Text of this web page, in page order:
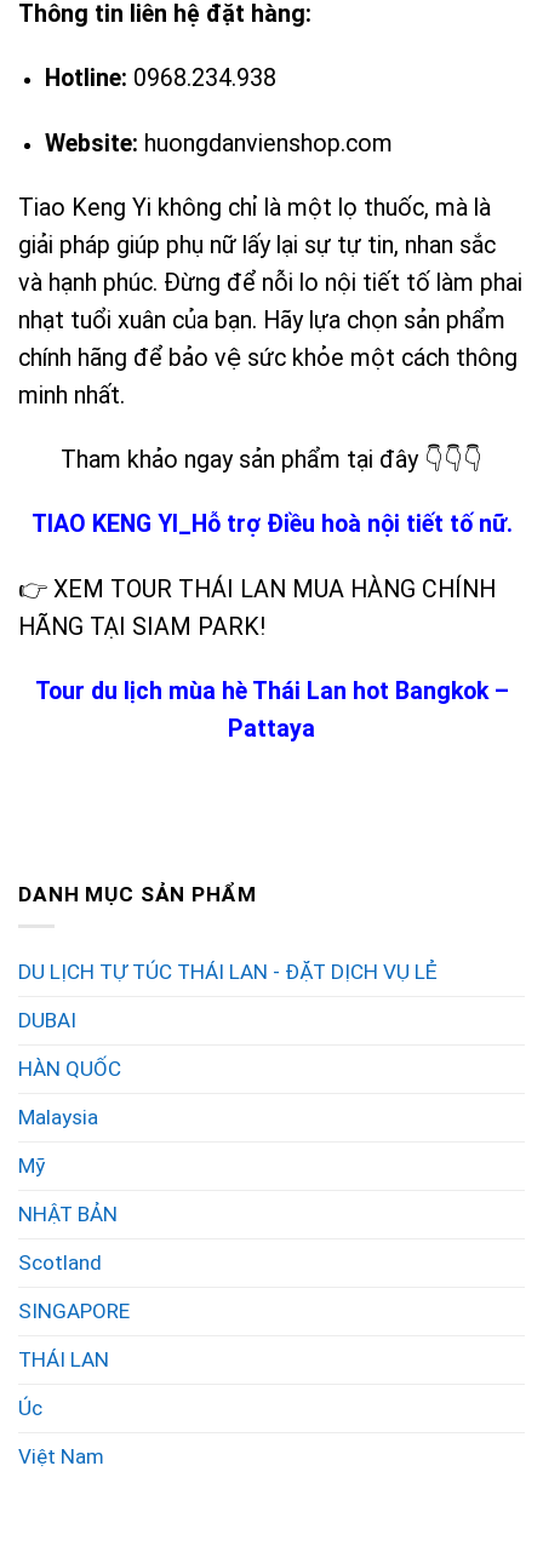
Thông tin liên hệ đặt hàng:
Hotline: 0968.234.938
Website: huongdanvienshop.com
Tiao Keng Yi không chỉ là một lọ thuốc, mà là
giải pháp giúp phụ nữ lấy lại sự tự tin, nhan sắc
và hạnh phúc. Đừng để nỗi lo nội tiết tố làm phai
nhạt tuổi xuân của bạn. Hãy lựa chọn sản phẩm
chính hãng để bảo vệ sức khỏe một cách thông
minh nhất.
Tham khảo ngay sản phẩm tại đây 👇👇👇
TIAO KENG YI_Hỗ trợ Điều hoà nội tiết tố nữ.
👉 XEM TOUR THÁI LAN MUA HÀNG CHÍNH
HÃNG TẠI SIAM PARK!
Tour du lịch mùa hè Thái Lan hot Bangkok –
Pattaya
DANH MỤC SẢN PHẨM
DU LỊCH TỰ TÚC THÁI LAN - ĐẶT DỊCH VỤ LẺ
DUBAI
HÀN QUỐC
Malaysia
Mỹ
NHẬT BẢN
Scotland
SINGAPORE
THÁI LAN
Úc
Việt Nam